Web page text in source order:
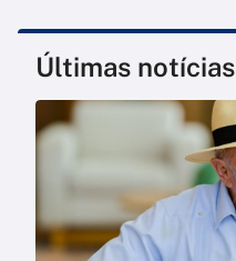
Últimas notícias